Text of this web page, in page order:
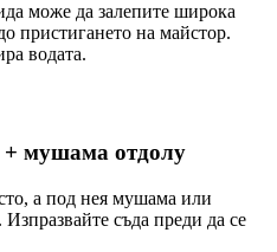
може да залепите широка
пристигането на майстор.
водата.
+ мушама отдолу
а под нея мушама или
съда преди да се